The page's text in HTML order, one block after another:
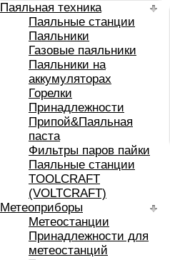
Паяльная техника
Паяльные станции
Паяльники
Газовые паяльники
Паяльники на
аккумуляторах
Горелки
Принадлежности
Припой&Паяльная
паста
Фильтры паров пайки
Паяльные станции
TOOLCRAFT
(VOLTCRAFT)
Метеоприборы
Метеостанции
Принадлежности для
метеостанций